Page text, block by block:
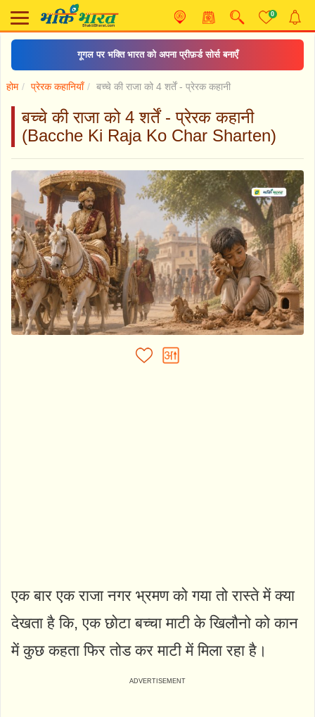
0
गूगल पर भक्ति भारत को अपना प्रीफ़र्ड सोर्स बनाएँ
होम प्रेरक कहानियाँ बच्चे की राजा को 4 शर्तें - प्रेरक कहानी
बच्चे की राजा को 4 शर्तें - प्रेरक कहानी
(Bacche Ki Raja Ko Char Sharten)
एक बार एक राजा नगर भ्रमण को गया तो रास्ते में क्या
देखता है कि, एक छोटा बच्चा माटी के खिलौनो को कान
में कुछ कहता फिर तोड कर माटी में मिला रहा है।